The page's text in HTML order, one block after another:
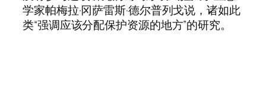
学家帕梅拉·冈萨雷斯·德尔普列戈说，诸如此
类“强调应该分配保护资源的地方”的研究。